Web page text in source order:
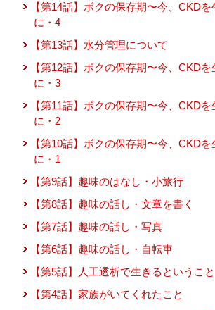
【第14話】ボクの保存期〜今、CKD
に・4
【第13話】水分管理について
【第12話】ボクの保存期〜今、CKD
に・3
【第11話】ボクの保存期〜今、CKD
に・2
【第10話】ボクの保存期〜今、CKD
に・1
【第9話】趣味のはなし・小旅行
【第8話】趣味の話し・文章を書く
【第7話】趣味の話し・写真
【第6話】趣味の話し・自転車
【第5話】人工透析で生きるということ
【第4話】家族がいてくれたこと